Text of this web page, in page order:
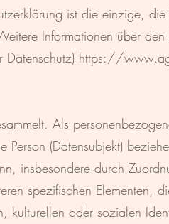
ist die einzige,
Informationen über
Datenschutz) https://
Als
Person (Datensubjekt)
insbesondere durch
spezifischen Elementen,
kulturellen oder sozialen